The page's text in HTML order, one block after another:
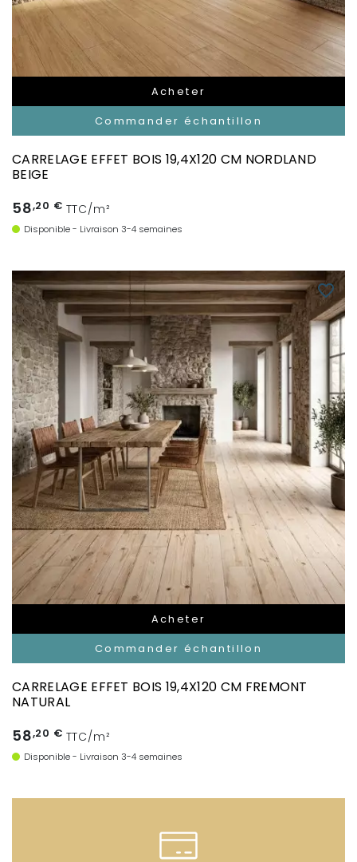
Acheter
Commander échantillon
CARRELAGE EFFET BOIS 19,4X120 CM NORDLAND
BEIGE
58,20 € TTC/m²
Disponible - Livraison 3-4 semaines
Acheter
Commander échantillon
favorite_border
CARRELAGE EFFET BOIS 19,4X120 CM FREMONT
NATURAL
58,20 € TTC/m²
Disponible - Livraison 3-4 semaines